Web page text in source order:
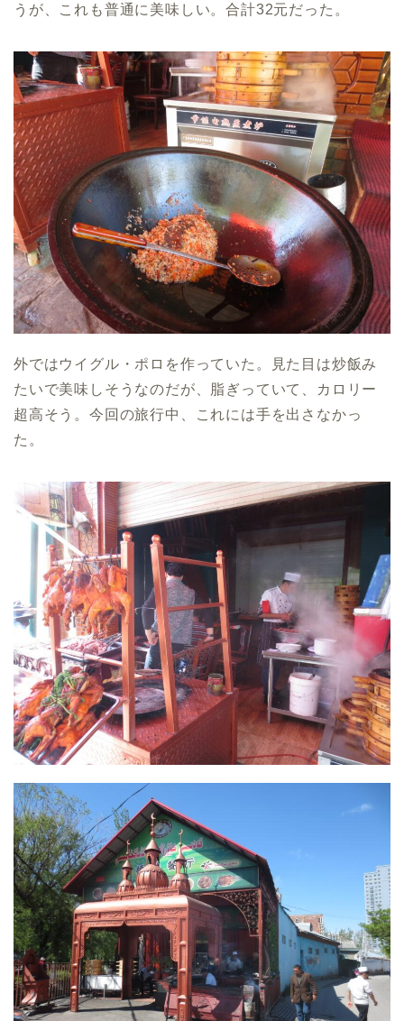
うが、これも普通に美味しい。合計32元だった。
外ではウイグル・ポロを作っていた。見た目は炒飯み
たいで美味しそうなのだが、脂ぎっていて、カロリー
超高そう。今回の旅行中、これには手を出さなかっ
た。